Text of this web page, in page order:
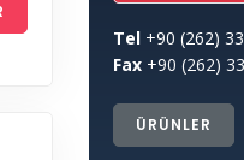
Tel +90 (262)
Fax +90 (262)
ÜRÜNLER